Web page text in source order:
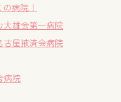
病院！
大雄会第一病院
古屋掖済会病院
病院